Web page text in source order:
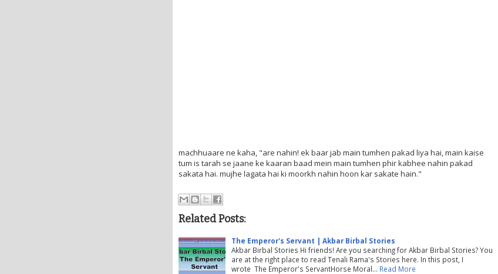
machhuaare ne kaha, "are nahin! ek baar jab main tumhen pakad liya hai, main kaise
tum is tarah se jaane ke kaaran baad mein main tumhen phir kabhee nahin pakad
sakata hai. mujhe lagata hai ki moorkh nahin hoon kar sakate hain."
Related Posts:
The Emperor's Servant | Akbar Birbal Stories
Akbar Birbal Stories Hi friends! Are you searching for Akbar Birbal Stories? You
are at the right place to read Tenali Rama's Stories here. In this post, I
wrote The Emperor's ServantHorse Moral… Read More